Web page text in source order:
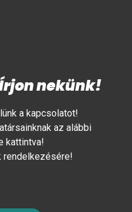
nekünk!
a kapcsolatot!
az alábbi
kattintva!
rendelkezésére!